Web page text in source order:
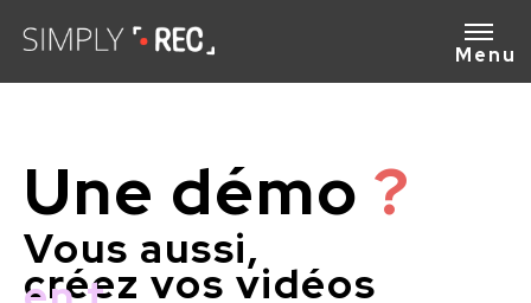
Menu
Une démo ?
Vous aussi,
créez vos vidéos